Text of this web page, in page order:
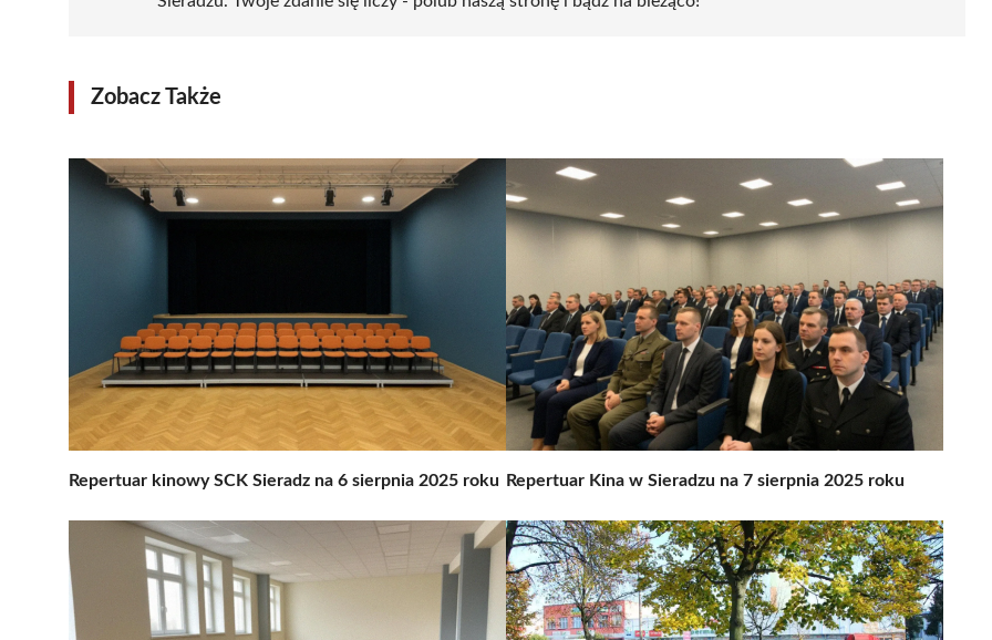
Zobacz Także
Repertuar kinowy SCK Sieradz na 6 sierpnia 2025 roku Repertuar Kina w Sieradzu na 7 sierpnia 2025 roku